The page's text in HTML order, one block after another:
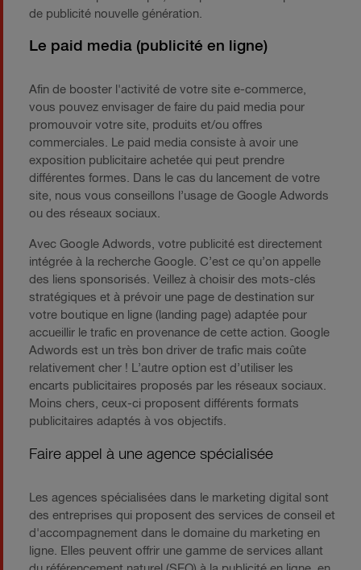
de publicité nouvelle génération.
Le paid media (publicité en ligne)
Afin de booster l'activité de votre site e-commerce,
vous pouvez envisager de faire du paid media pour
promouvoir votre site, produits et/ou offres
commerciales. Le paid media consiste à avoir une
exposition publicitaire achetée qui peut prendre
différentes formes. Dans le cas du lancement de votre
site, nous vous conseillons l’usage de Google Adwords
ou des réseaux sociaux.
Avec Google Adwords, votre publicité est directement
intégrée à la recherche Google. C’est ce qu’on appelle
des liens sponsorisés. Veillez à choisir des mots-clés
stratégiques et à prévoir une page de destination sur
votre boutique en ligne (landing page) adaptée pour
accueillir le trafic en provenance de cette action. Google
Adwords est un très bon driver de trafic mais coûte
relativement cher ! L’autre option est d’utiliser les
encarts publicitaires proposés par les réseaux sociaux.
Moins chers, ceux-ci proposent différents formats
publicitaires adaptés à vos objectifs.
Faire appel à une agence spécialisée
Les agences spécialisées dans le marketing digital sont
des entreprises qui proposent des services de conseil et
d'accompagnement dans le domaine du marketing en
ligne. Elles peuvent offrir une gamme de services allant